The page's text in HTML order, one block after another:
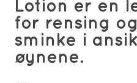
Lotion er en
for rensing
sminke i
øynene.